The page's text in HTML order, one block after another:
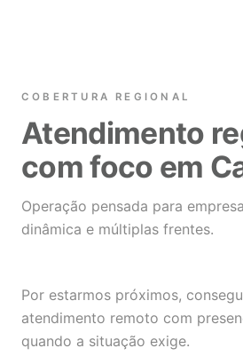
COBERTURA REGIONAL
Atendimento
com foco em
Operação pensada para
dinâmica e múltiplas frentes.
Por estarmos próximos,
atendimento remoto com
quando a situação exige.